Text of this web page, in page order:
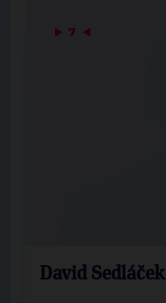
▶ 7 ◀
David Sedláček